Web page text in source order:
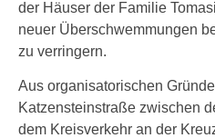
der Häuser der Familie
neuer Überschwemmungen
zu verringern.
Aus organisatorischen
Katzensteinstraße zwischen
dem Kreisverkehr an der